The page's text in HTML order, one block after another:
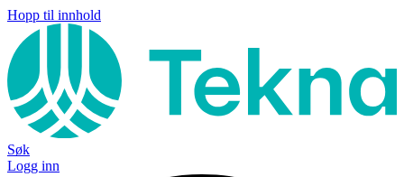
Hopp til innhold
Søk
Logg inn